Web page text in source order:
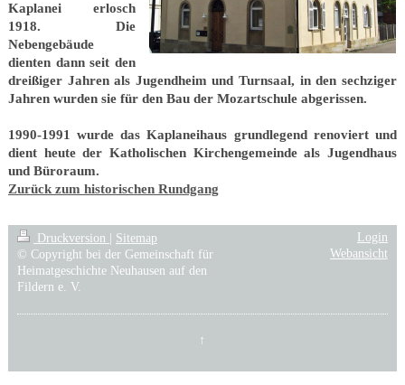
Kaplanei erlosch
1918. Die
Nebengebäude
dienten dann seit den
dreißiger Jahren als Jugendheim und Turnsaal, in den sechziger
Jahren wurden sie für den Bau der Mozartschule abgerissen.
1990-1991 wurde das Kaplaneihaus grundlegend renoviert und
dient heute der Katholischen Kirchengemeinde als Jugendhaus
und Büroraum.
Zurück zum historischen Rundgang
Druckversion
Sitemap
© Copyright bei der Gemeinschaft für
Heimatgeschichte Neuhausen auf den
Fildern e. V.
Login
Webansicht
↑